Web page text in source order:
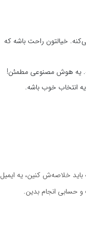
خیالتون راحت باشه که
یه هوش مصنوعی مطمئن!
خلاصه‌ش کنین، یه ایمیل
حسابی انجام بدین.